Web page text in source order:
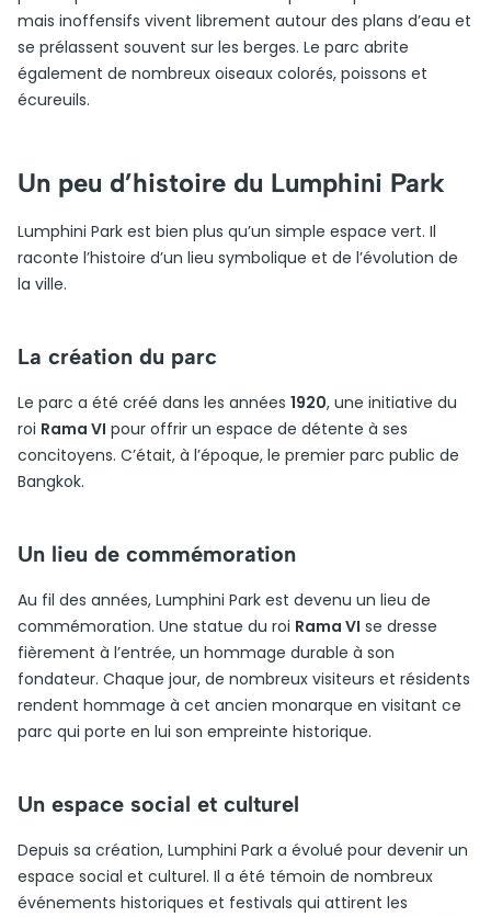
mais inoffensifs vivent librement autour des plans d’eau et
se prélassent souvent sur les berges. Le parc abrite
également de nombreux oiseaux colorés, poissons et
écureuils.
Un peu d’histoire du Lumphini Park
Lumphini Park est bien plus qu’un simple espace vert. Il
raconte l’histoire d’un lieu symbolique et de l’évolution de
la ville.
La création du parc
Le parc a été créé dans les années 1920, une initiative du
roi Rama VI pour offrir un espace de détente à ses
concitoyens. C’était, à l’époque, le premier parc public de
Bangkok.
Un lieu de commémoration
Au fil des années, Lumphini Park est devenu un lieu de
commémoration. Une statue du roi Rama VI se dresse
fièrement à l’entrée, un hommage durable à son
fondateur. Chaque jour, de nombreux visiteurs et résidents
rendent hommage à cet ancien monarque en visitant ce
parc qui porte en lui son empreinte historique.
Un espace social et culturel
Depuis sa création, Lumphini Park a évolué pour devenir un
espace social et culturel. Il a été témoin de nombreux
événements historiques et festivals qui attirent les